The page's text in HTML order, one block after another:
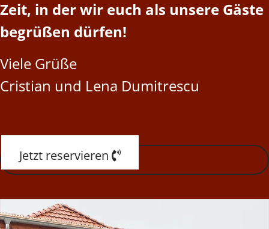
Zeit, in der wir euch als unsere Gäste
begrüßen dürfen!
Viele Grüße
Cristian und Lena Dumitrescu
Jetzt reservieren